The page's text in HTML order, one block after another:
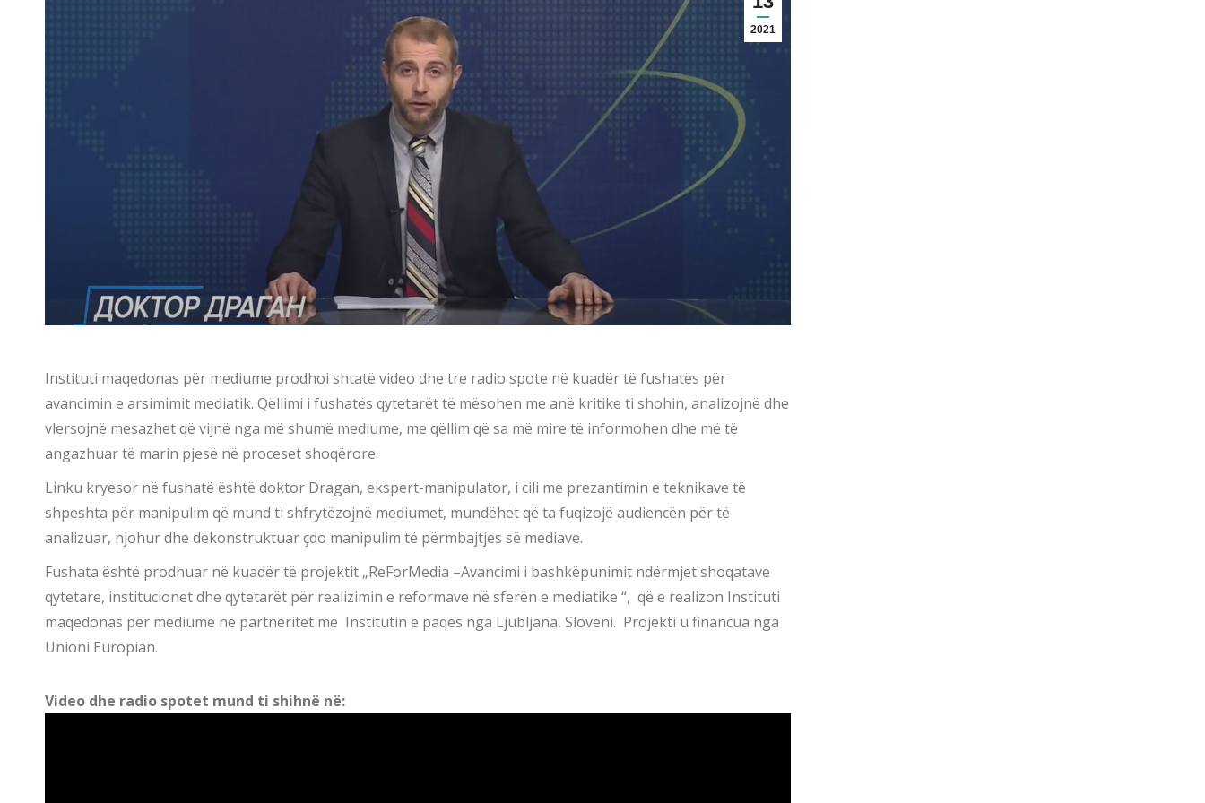
2021
Instituti maqedonas për mediume prodhoi shtatë video dhe tre radio spote në kuadër të fushatës për
avancimin e arsimimit mediatik. Qëllimi i fushatës qytetarët të mësohen me anë kritike ti shohin, analizojnë dhe
vlersojnë mesazhet që vijnë nga më shumë mediume, me qëllim që sa më mire të informohen dhe më të
angazhuar të marin pjesë në proceset shoqërore.
Linku kryesor në fushatë është doktor Dragan, ekspert-manipulator, i cili me prezantimin e teknikave të
shpeshta për manipulim që mund ti shfrytëzojnë mediumet, mundëhet që ta fuqizojë audiencën për të
analizuar, njohur dhe dekonstruktuar çdo manipulim të përmbajtjes së mediave.
Fushata është prodhuar në kuadër të projektit „ReForMedia –Avancimi i bashkëpunimit ndërmjet shoqatave
qytetare, institucionet dhe qytetarët për realizimin e reformave në sferën e mediatike “, që e realizon Instituti
maqedonas për mediume në partneritet me Institutin e paqes nga Ljubljana, Sloveni. Projekti u financua nga
Unioni Europian.
Video dhe radio spotet mund ti shihnë në: